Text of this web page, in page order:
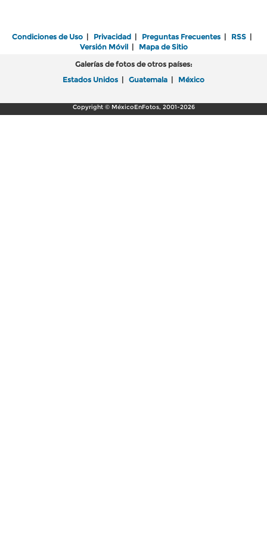
Condiciones de Uso | Privacidad | Preguntas Frecuentes | RSS |
Versión Móvil| Mapa de Sitio
Galerías de fotos de otros países:
Estados Unidos | Guatemala | México
Copyright © MéxicoEnFotos, 2001-2026